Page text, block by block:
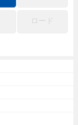
ロード